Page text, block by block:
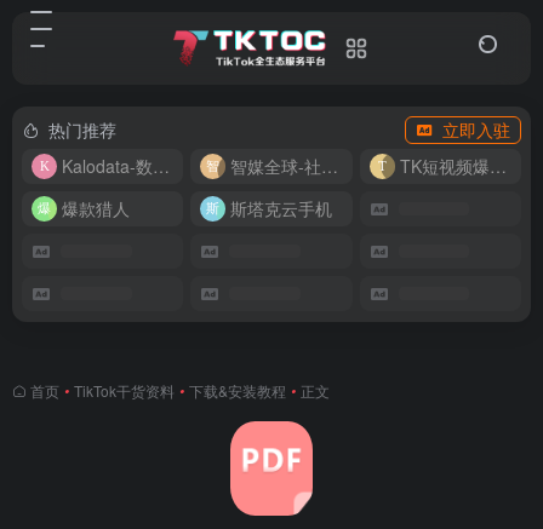
热门推荐
立即入驻
Kalodata-数据分析平台
智媒全球-社媒管理平台
TK短视频爆款复刻
爆款猎人
斯塔克云手机
首页 • TikTok干货资料 • 下载&安装教程 • 正文